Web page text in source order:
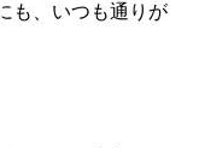
も、いつも通りが